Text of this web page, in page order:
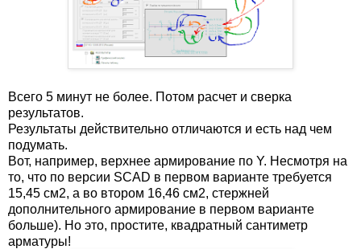
Всего 5 минут не более. Потом расчет и сверка
результатов.
Результаты действительно отличаются и есть над чем
подумать.
Вот, например, верхнее армирование по Y. Несмотря на
то, что по версии SCAD в первом варианте требуется
15,45 см2, а во втором 16,46 см2, стержней
дополнительного армирование в первом варианте
больше). Но это, простите, квадратный сантиметр
арматуры!